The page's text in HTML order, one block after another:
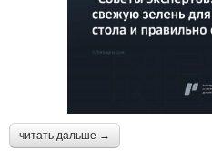
читать дальше →